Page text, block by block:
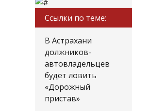
Ссылки по теме:
В Астрахани
должников-
автовладельцев
будет ловить
«Дорожный
пристав»